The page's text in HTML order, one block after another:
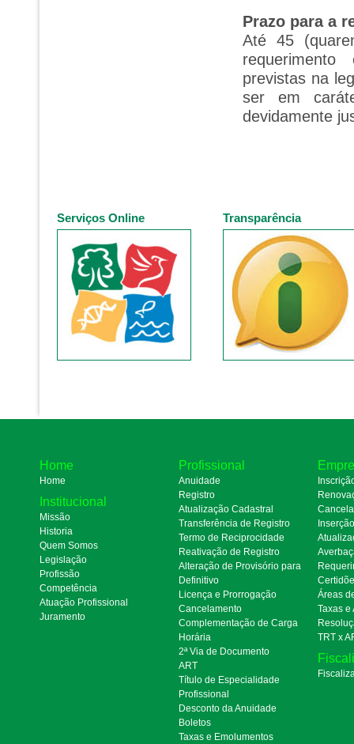
Prazo para a
Até 45
previstas na
ser em
devidamente
Serviços Online Transparência
Home
Home
Institucional
Missão
Historia
Quem Somos
Legislação
Profissão
Competência
Atuação Profissional
Juramento
Profissional
Anuidade
Registro
Atualização Cadastral
Transferência de Registro
Termo de Reciprocidade
Reativação de Registro
Alteração de Provisório para
Definitivo
Licença e Prorrogação
Cancelamento
Complementação de Carga
Horária
2ª Via de Documento
ART
Título de Especialidade
Profissional
Desconto da Anuidade
Boletos
Taxas e Emolumentos
Áreas
Taxas e
TRT x